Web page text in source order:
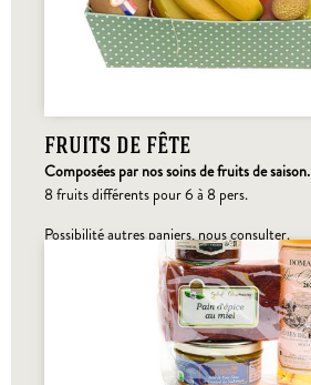
fruits de fête
Composées par nos soins de fruits de saison.
8 fruits différents pour 6 à 8 pers.
Possibilité autres paniers, nous consulter.